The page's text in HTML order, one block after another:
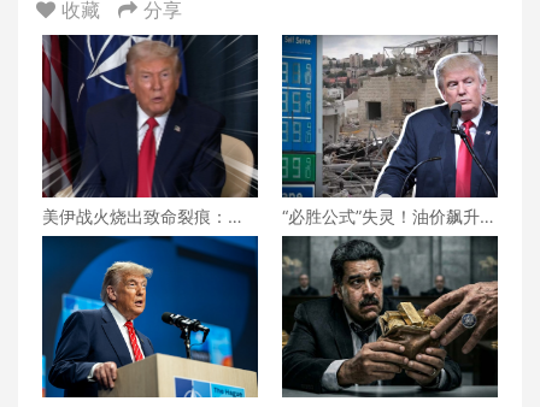
收藏 分享
美伊战火烧出致命裂痕：吕
特低调求和却碰壁，北约正
走向事实性崩塌？
“必胜公式”失灵！油价飙升、
民怨沸腾，美伊之战特朗普
将如何收场？